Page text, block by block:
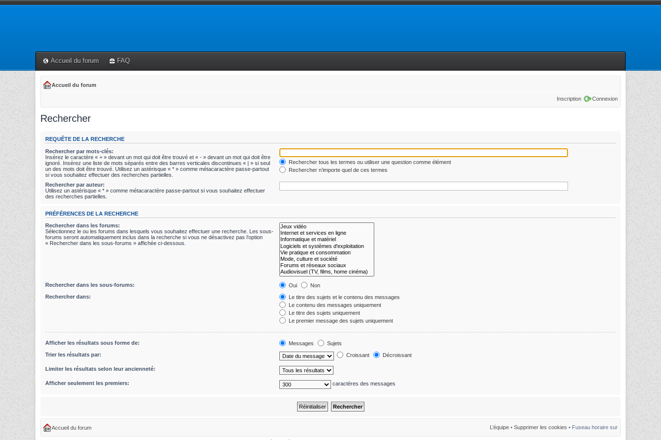
Accueil du forum FAQ
Accueil du forum
Inscription Connexion
Rechercher
REQUÊTE DE LA RECHERCHE
Rechercher par mots-clés:
Insérez le caractère « + » devant un mot qui doit être trouvé et « - » devant un mot qui doit être
ignoré. Insérez une liste de mots séparés entre des barres verticales discontinues « | » si seul
un des mots doit être trouvé. Utilisez un astérisque « * » comme métacaractère passe-partout
si vous souhaitez effectuer des recherches partielles.
Rechercher tous les termes ou utiliser une question comme élément
Rechercher n’importe quel de ces termes
Rechercher par auteur:
Utilisez un astérisque « * » comme métacaractère passe-partout si vous souhaitez effectuer
des recherches partielles.
PRÉFÉRENCES DE LA RECHERCHE
Rechercher dans les forums:
Sélectionnez le ou les forums dans lesquels vous souhaitez effectuer une recherche. Les sous-
forums seront automatiquement inclus dans la recherche si vous ne désactivez pas l’option
« Rechercher dans les sous-forums » affichée ci-dessous.
Rechercher dans les sous-forums: Oui
Non
Rechercher dans:
Le titre des sujets et le contenu des messages
Le contenu des messages uniquement
Le titre des sujets uniquement
Le premier message des sujets uniquement
Afficher les résultats sous forme de: Messages
Sujets
Trier les résultats par:
Croissant Décroissant
Limiter les résultats selon leur ancienneté:
Afficher seulement les premiers: caractères des messages
Accueil du forum L’équipe • Supprimer les cookies • Fuseau horaire sur